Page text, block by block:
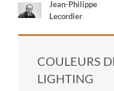
Jean-Philippe
Lecordier
COULEURS
LIGHTING